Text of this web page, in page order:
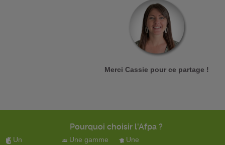
Merci Cassie pour ce partage !
Pourquoi choisir l'Afpa ?
Un
Une gamme
Une